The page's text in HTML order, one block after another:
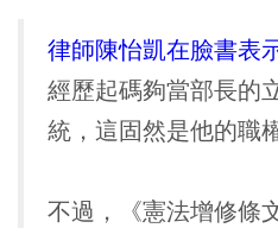
律師陳怡凱在臉書表
經歷起碼夠當部長的
統，這固然是他的職
不過，《憲法增修條